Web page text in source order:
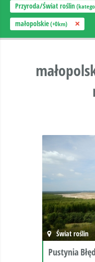
Przyroda/Świat roślin
małopolskie (+0km)
Świat roślin
Pustynia